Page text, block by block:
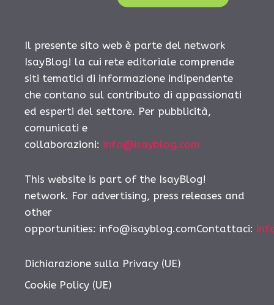
Il presente sito web è parte del network
IsayBlog! la cui rete editoriale comprende
siti tematici di informazione indipendente
che contano sul contributo di appassionati
ed esperti del settore. Per pubblicità,
comunicati e
collaborazioni: info@isayblog.com
This website is part of the IsayBlog!
network. For advertising, press releases and
other
opportunities: info@isayblog.comContattaci:
Dichiarazione sulla Privacy (UE)
Cookie Policy (UE)